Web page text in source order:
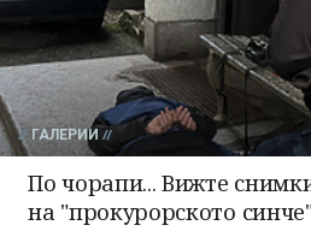
ГАЛЕРИИ
По чорапи... Вижте
на "прокурорското